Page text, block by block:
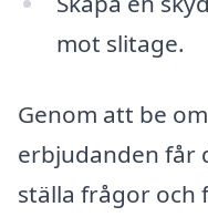
mot slitage.
Genom att be
erbjudanden får
ställa frågor och